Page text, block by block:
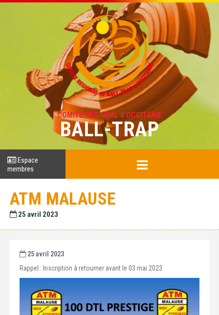
COMITÉ RÉGIONAL d'OCCITANIE
BALL-TRAP
Espace
membres
ATM MALAUSE
25 avril 2023
25 avril 2023
Rappel : Inscription à retourner avant le 03 mai 2023